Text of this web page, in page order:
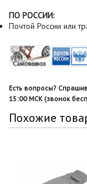
ПО РОССИИ:
Почтой России или
Есть вопросы?
15:00 МСК (звонок
Похожие